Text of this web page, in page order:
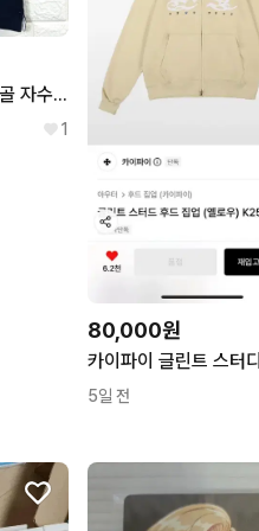
파리게이츠 네이비 해골 자수 민소매 카라티 1
1
80,000원
5일 전